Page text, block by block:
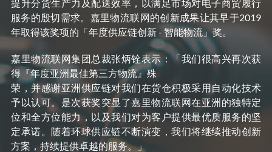
提升分货生产力及配送效率，以满足市场对电子商贸履行
服务的殷切需求。嘉里物流联网的创新成果让其早于2019
年取得该奖项的「年度供应链创新 - 智能物流」奖。
嘉里物流联网集团总裁张炳铨表示：「我们很高兴再次获
得『年度亚洲最佳第三方物流』殊
荣，并感谢亚洲供应链对我们在货仓积极采用自动化技术
予以认可。是次获奖突显了嘉里物流联网在亚洲的独特定
位和全方位能力，以及我们对为客户提供最优质服务的坚
定承诺。随着环球供应链不断演变，我们将继续推动创新
方案，持续提供卓越的服务。」